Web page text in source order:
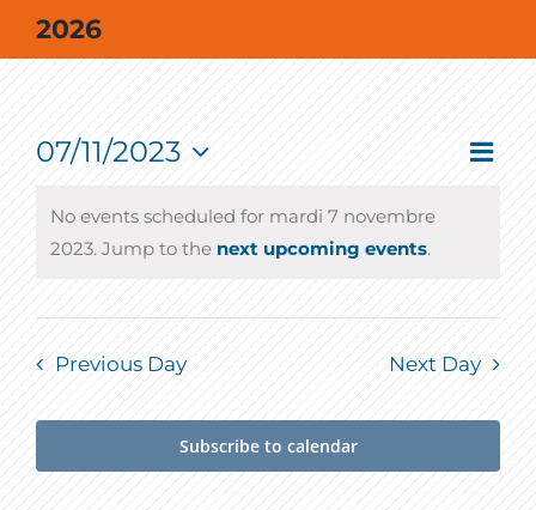
2026
Event
Jour
07/11/2023
Select
date.
No events scheduled for mardi 7 novembre
2023. Jump to the next upcoming events.
Previous Day Next Day
Subscribe to calendar